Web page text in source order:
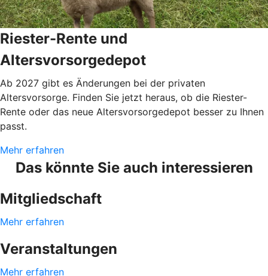
Riester-Rente und
Altersvorsorgedepot
Ab 2027 gibt es Änderungen bei der privaten
Altersvorsorge. Finden Sie jetzt heraus, ob die Riester-
Rente oder das neue Altersvorsorgedepot besser zu Ihnen
passt.
Mehr erfahren
Das könnte Sie auch interessieren
Mitgliedschaft
Mehr erfahren
Veranstaltungen
Mehr erfahren